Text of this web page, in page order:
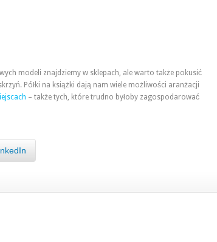
modeli znajdziemy w sklepach, ale warto także pokusić
Półki na książki dają nam wiele możliwości aranżacji
– także tych, które trudno byłoby zagospodarować